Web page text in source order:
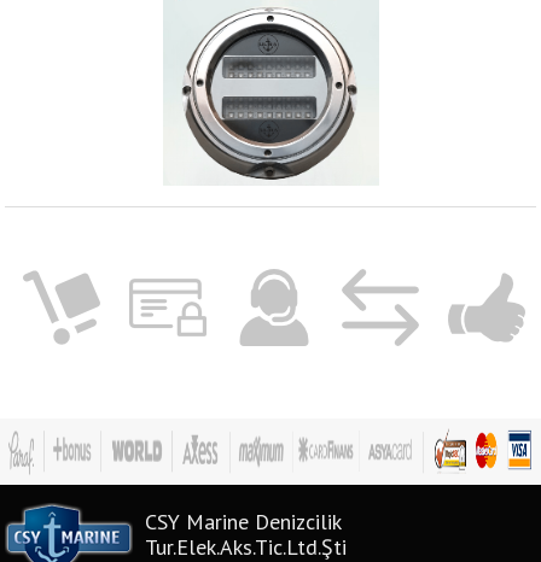
CSY Marine Denizcilik
Tur.Elek.Aks.Tic.Ltd.Şti